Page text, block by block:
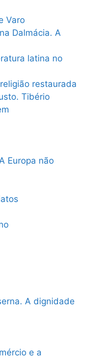
Varo
Dalmácia. A
latina no
restaurada
Tibério
Europa não
A dignidade
e a